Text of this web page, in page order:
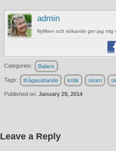
admin
Nyfiken och sökande ger jag mig
Categories: Balans
Tags: ifrågasättande kritik skam
Published on: January 29, 2014
Leave a Reply